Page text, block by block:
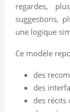
regardes,
suggestions,
une logique
Ce modèle
des
des
des récits